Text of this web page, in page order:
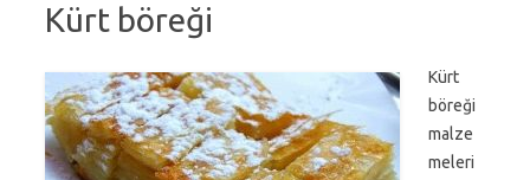
Kürt böreği
Kürt
böreği
malze
meleri